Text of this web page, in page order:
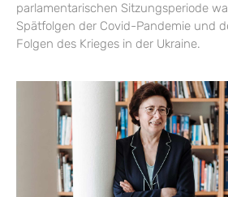
parlamentarischen Sitzungsperiode
Spätfolgen der Covid-Pandemie und
Folgen des Krieges in der Ukraine.